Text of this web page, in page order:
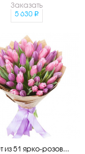
Заказать
5 630
из 51 ярко-розов...